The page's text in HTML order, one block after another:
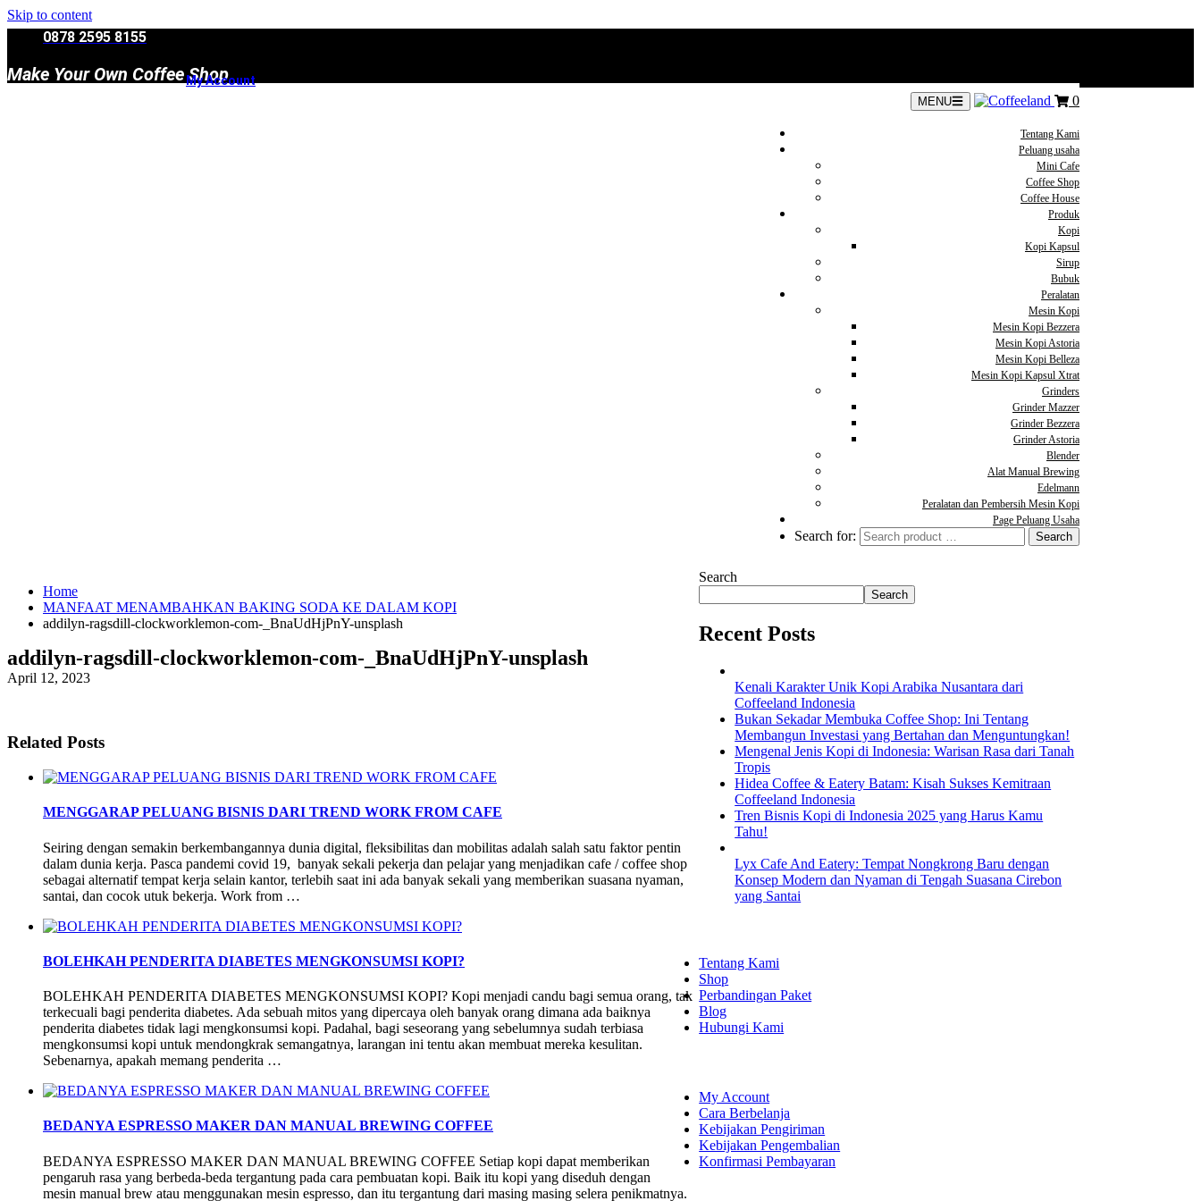
Skip to content
0878 2595 8155
Make Your Own Coffee Shop
My Account
MENU 0
Tentang Kami
Peluang usaha
Mini Cafe
Coffee Shop
Coffee House
Produk
Kopi
Kopi Kapsul
Sirup
Bubuk
Peralatan
Mesin Kopi
Mesin Kopi Bezzera
Mesin Kopi Astoria
Mesin Kopi Belleza
Mesin Kopi Kapsul Xtrat
Grinders
Grinder Mazzer
Grinder Bezzera
Grinder Astoria
Blender
Alat Manual Brewing
Edelmann
Peralatan dan Pembersih Mesin Kopi
Page Peluang Usaha
Search for:
Home
MANFAAT MENAMBAHKAN BAKING SODA KE DALAM KOPI
addilyn-ragsdill-clockworklemon-com-_BnaUdHjPnY-unsplash
addilyn-ragsdill-clockworklemon-com-_BnaUdHjPnY-unsplash
April 12, 2023
Related Posts
MENGGARAP PELUANG BISNIS DARI TREND WORK FROM CAFE
Seiring dengan semakin berkembangannya dunia digital, fleksibilitas dan mobilitas adalah salah satu faktor pentin
dalam dunia kerja. Pasca pandemi covid 19, banyak sekali pekerja dan pelajar yang menjadikan cafe / coffee shop
sebagai alternatif tempat kerja selain kantor, terlebih saat ini ada banyak sekali yang memberikan suasana nyaman,
santai, dan cocok utuk bekerja. Work from …
BOLEHKAH PENDERITA DIABETES MENGKONSUMSI KOPI?
BOLEHKAH PENDERITA DIABETES MENGKONSUMSI KOPI? Kopi menjadi candu bagi semua orang, tak
terkecuali bagi penderita diabetes. Ada sebuah mitos yang dipercaya oleh banyak orang dimana ada baiknya
penderita diabetes tidak lagi mengkonsumsi kopi. Padahal, bagi seseorang yang sebelumnya sudah terbiasa
mengkonsumsi kopi untuk mendongkrak semangatnya, larangan ini tentu akan membuat mereka kesulitan.
Sebenarnya, apakah memang penderita …
BEDANYA ESPRESSO MAKER DAN MANUAL BREWING COFFEE
BEDANYA ESPRESSO MAKER DAN MANUAL BREWING COFFEE Setiap kopi dapat memberikan
pengaruh rasa yang berbeda-beda tergantung pada cara pembuatan kopi. Baik itu kopi yang diseduh dengan
mesin manual brew atau menggunakan mesin espresso, dan itu tergantung dari masing masing selera penikmatnya.
Search
Search
Recent Posts
Kenali Karakter Unik Kopi Arabika Nusantara dari
Coffeeland Indonesia
Bukan Sekadar Membuka Coffee Shop: Ini Tentang
Membangun Investasi yang Bertahan dan Menguntungkan!
Mengenal Jenis Kopi di Indonesia: Warisan Rasa dari Tanah
Tropis
Hidea Coffee & Eatery Batam: Kisah Sukses Kemitraan
Coffeeland Indonesia
Tren Bisnis Kopi di Indonesia 2025 yang Harus Kamu
Tahu!
Lyx Cafe And Eatery: Tempat Nongkrong Baru dengan
Konsep Modern dan Nyaman di Tengah Suasana Cirebon
yang Santai
Tentang Kami
Shop
Perbandingan Paket
Blog
Hubungi Kami
My Account
Cara Berbelanja
Kebijakan Pengiriman
Kebijakan Pengembalian
Konfirmasi Pembayaran